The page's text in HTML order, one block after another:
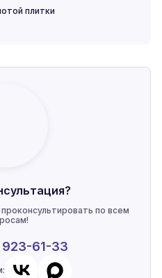
плитки
по всем
923-61-33